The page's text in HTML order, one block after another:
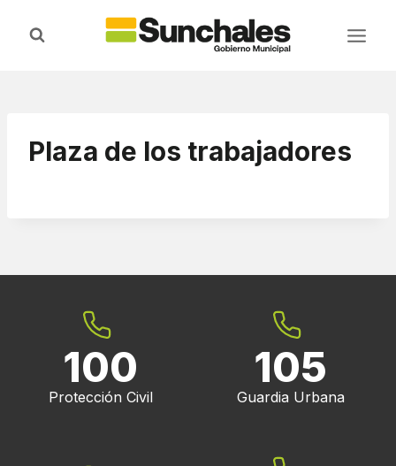
Plaza de los trabajadores
100
Protección Civil
105
Guardia Urbana